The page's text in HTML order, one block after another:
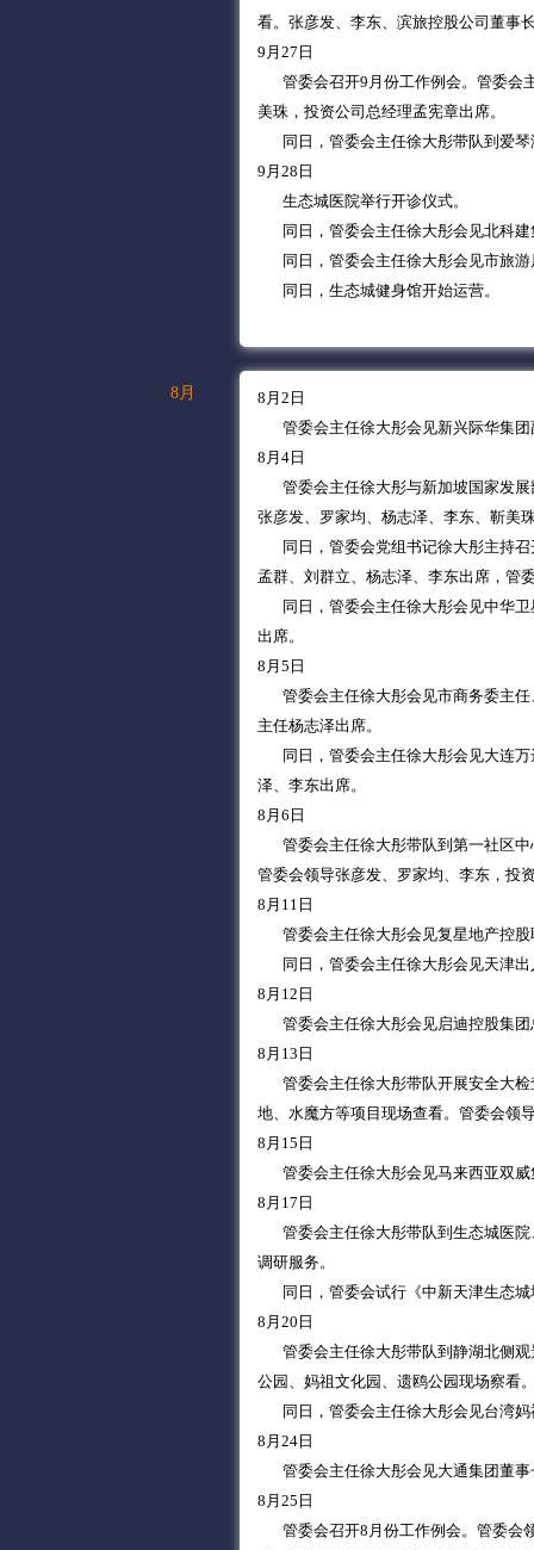
看。张彦发、李东、滨旅控股公司董事
9月27日
管委会召开9月份工作例会。管委会
美珠，投资公司总经理孟宪章出席。
同日，管委会主任徐大彤带队到爱琴
9月28日
生态城医院举行开诊仪式。
同日，管委会主任徐大彤会见北科建
同日，管委会主任徐大彤会见市旅游
同日，生态城健身馆开始运营。
8月
8月2日
管委会主任徐大彤会见新兴际华集团
8月4日
管委会主任徐大彤与新加坡国家发展
张彦发、罗家均、杨志泽、李东、靳美
同日，管委会党组书记徐大彤主持召
孟群、刘群立、杨志泽、李东出席，管
同日，管委会主任徐大彤会见中华卫
出席。
8月5日
管委会主任徐大彤会见市商务委主任
主任杨志泽出席。
同日，管委会主任徐大彤会见大连万
泽、李东出席。
8月6日
管委会主任徐大彤带队到第一社区中
管委会领导张彦发、罗家均、李东，投
8月11日
管委会主任徐大彤会见复星地产控股
同日，管委会主任徐大彤会见天津出
8月12日
管委会主任徐大彤会见启迪控股集团
8月13日
管委会主任徐大彤带队开展安全大检
地、水魔方等项目现场查看。管委会领
8月15日
管委会主任徐大彤会见马来西亚双威
8月17日
管委会主任徐大彤带队到生态城医院
调研服务。
同日，管委会试行《中新天津生态城
8月20日
管委会主任徐大彤带队到静湖北侧观
公园、妈祖文化园、遗鸥公园现场察看
同日，管委会主任徐大彤会见台湾妈
8月24日
管委会主任徐大彤会见大通集团董事
8月25日
管委会召开8月份工作例会。管委会